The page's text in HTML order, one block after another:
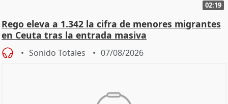
02:19
Rego eleva a 1.342 la cifra de menores migrantes
en Ceuta tras la entrada masiva
Sonido Totales 07/08/2026